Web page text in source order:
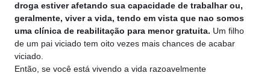
droga estiver afetando sua capacidade de trabalhar ou,
geralmente, viver a vida, tendo em vista que nao somos
uma clínica de reabilitação para menor gratuita. Um filho
de um pai viciado tem oito vezes mais chances de acabar
viciado.
Então, se você está vivendo a vida razoavelmente